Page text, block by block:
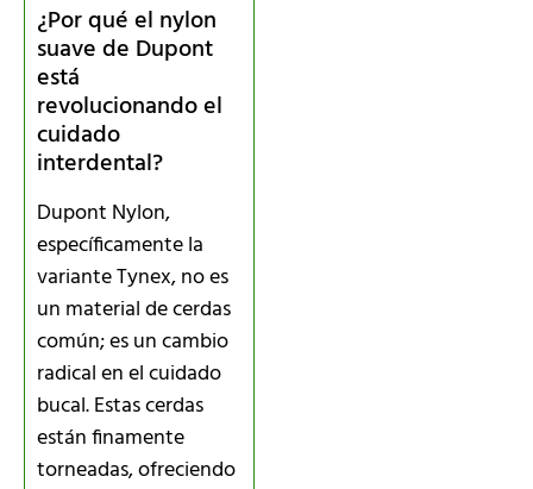
¿Por qué el nylon
suave de Dupont
está
revolucionando el
cuidado
interdental?
Dupont Nylon,
específicamente la
variante Tynex, no es
un material de cerdas
común; es un cambio
radical en el cuidado
bucal. Estas cerdas
están finamente
torneadas, ofreciendo